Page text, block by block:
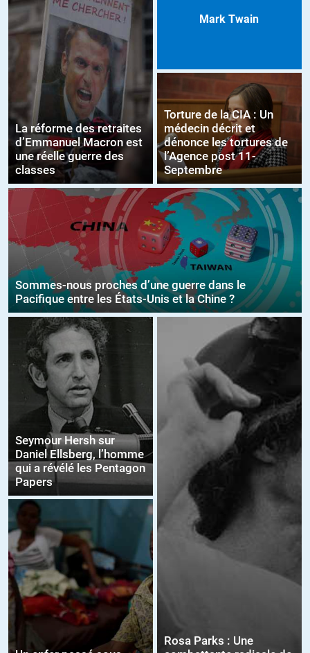
La réforme des retraites
d’Emmanuel Macron est
une réelle guerre des
classes
Mark Twain
Torture de la CIA : Un
médecin décrit et
dénonce les tortures de
l’Agence post 11-
Septembre
Sommes-nous proches d’une guerre dans le
Pacifique entre les États-Unis et la Chine ?
Seymour Hersh sur
Daniel Ellsberg, l’homme
qui a révélé les Pentagon
Papers
Rosa Parks : Une